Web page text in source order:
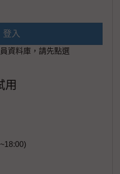
登入
資料庫，請先點選
用